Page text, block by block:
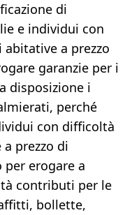
di
e individui con
a prezzo
garanzie per i
disposizione i
perché
con difficoltà
prezzo di
per erogare a
contributi per le
bollette,